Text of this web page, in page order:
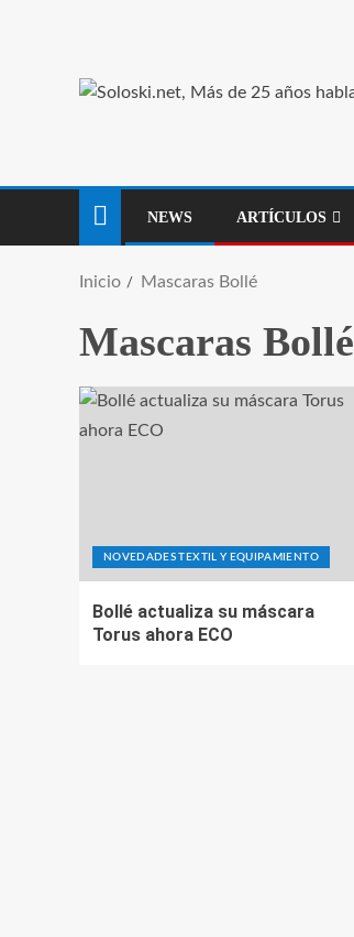
NEWS ARTÍCULOS
Inicio Mascaras Bollé
Mascaras Bollé
NOVEDADES TEXTIL Y EQUIPAMIENTO
Bollé actualiza su máscara
Torus ahora ECO